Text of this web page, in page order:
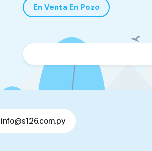
En Venta En Pozo
info@s126.com.py